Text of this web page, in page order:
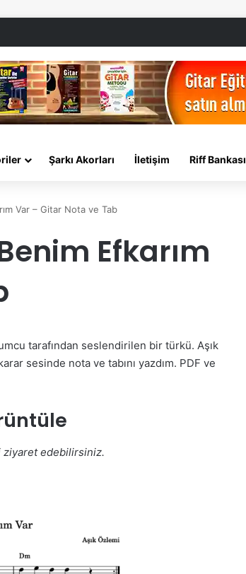
Şarkı Akorları İletişim Riff Bankası
Var – Gitar Nota ve Tab
Efkarım
tarafından seslendirilen bir türkü. Aşık
sesinde nota ve tabını yazdım. PDF ve
ziyaret edebilirsiniz.